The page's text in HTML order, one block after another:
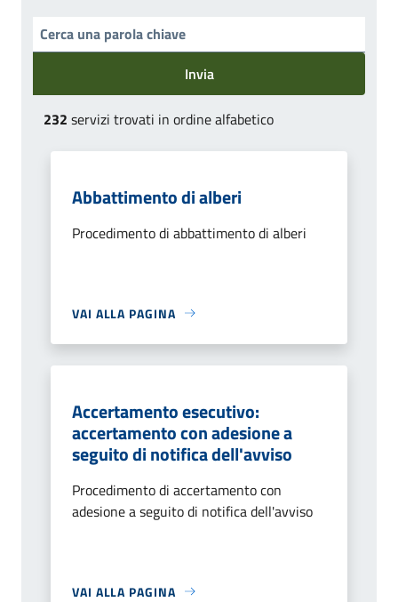
Invia
232 servizi trovati in ordine alfabetico
Abbattimento di alberi
Procedimento di abbattimento di alberi
VAI ALLA PAGINA
Accertamento esecutivo:
accertamento con adesione a
seguito di notifica dell'avviso
Procedimento di accertamento con
adesione a seguito di notifica dell'avviso
VAI ALLA PAGINA